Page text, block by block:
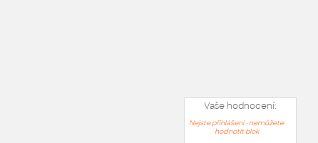
Vaše hodnocení:
Nejste přihlášeni - nemůžete
hodnotit blok